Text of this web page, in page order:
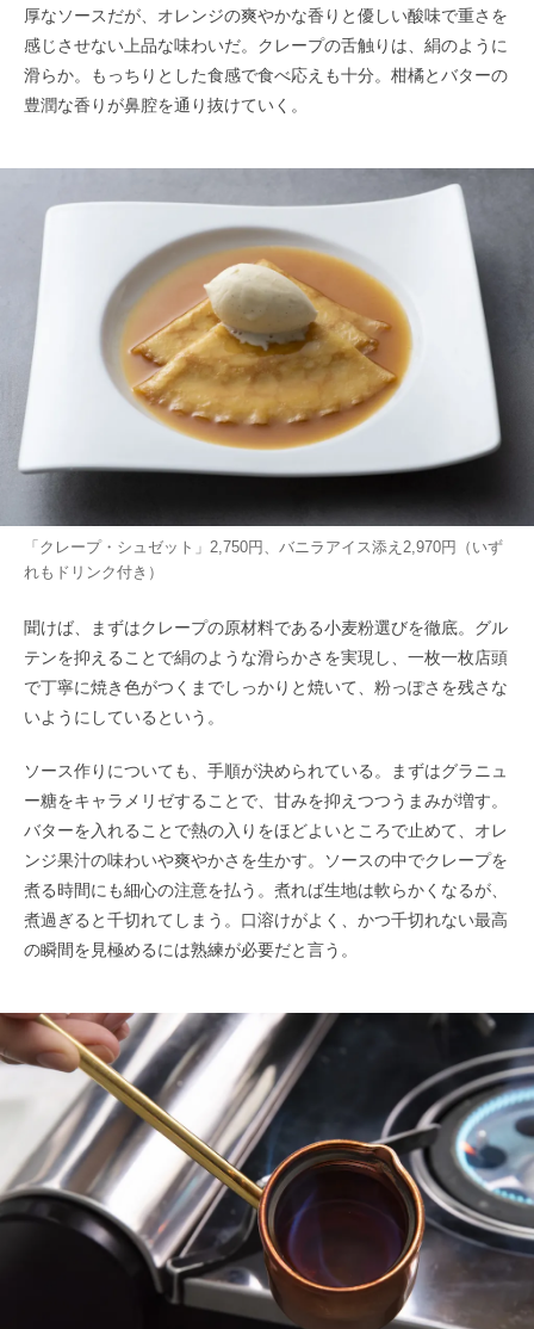
厚なソースだが、オレンジの爽やかな香りと優しい酸味で重さを
感じさせない上品な味わいだ。クレープの舌触りは、絹のように
滑らか。もっちりとした食感で食べ応えも十分。柑橘とバターの
豊潤な香りが鼻腔を通り抜けていく。
「クレープ・シュゼット」2,750円、バニラアイス添え2,970円（いず
れもドリンク付き）
聞けば、まずはクレープの原材料である小麦粉選びを徹底。グル
テンを抑えることで絹のような滑らかさを実現し、一枚一枚店頭
で丁寧に焼き色がつくまでしっかりと焼いて、粉っぽさを残さな
いようにしているという。
ソース作りについても、手順が決められている。まずはグラニュ
ー糖をキャラメリゼすることで、甘みを抑えつつうまみが増す。
バターを入れることで熱の入りをほどよいところで止めて、オレ
ンジ果汁の味わいや爽やかさを生かす。ソースの中でクレープを
煮る時間にも細心の注意を払う。煮れば生地は軟らかくなるが、
煮過ぎると千切れてしまう。口溶けがよく、かつ千切れない最高
の瞬間を見極めるには熟練が必要だと言う。